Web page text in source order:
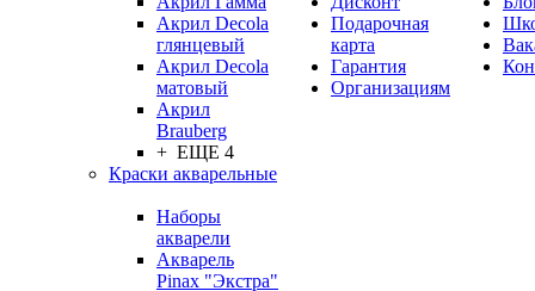
Акрил Decola
глянцевый
Акрил Decola
матовый
Акрил
Brauberg
+ ЕЩЕ 4
Краски акварельные
Наборы
акварели
Акварель
Pinax "Экстра"
Подарочная
карта
Гарантия
Организациям